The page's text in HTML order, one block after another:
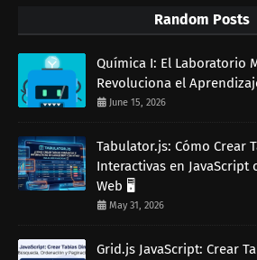
Random Posts
Química I: El Laboratorio
Revoluciona el
June 15, 2026
Tabulator.js: Cómo Crear
Interactivas en JavaScript
Web 🖥️
May 31, 2026
Grid.js JavaScript: Crear